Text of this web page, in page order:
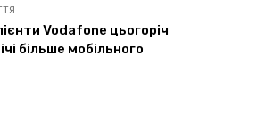
Vodafone цьогоріч
більше мобільного